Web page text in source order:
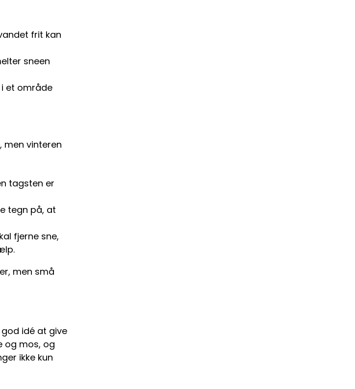
frit kan
sneen
et område
men vinteren
tagsten er
tegn på, at
fjerne sne,
men små
idé at give
og mos, og
ikke kun